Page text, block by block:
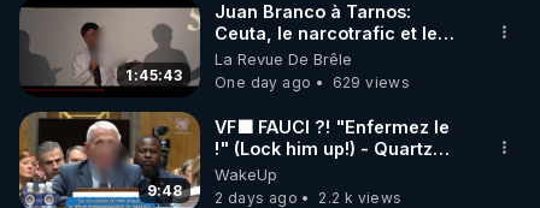
1:45:43
Juan Branco à Tarnos:
Ceuta, le narcotrafic et le
pouvoir en France
La Revue De Brêle
One day ago
629 views
9:48
VF🟩 FAUCI ?! "Enfermez le
!" (Lock him up!) - Quartz
Traduction
WakeUp
2 days ago
2.2 k views